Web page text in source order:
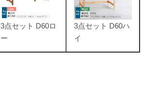
3点セット D60ロ
ー
3点セット D60ハ
イ